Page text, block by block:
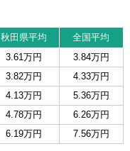
秋田県平均
全国平均
3.61万円
3.84万円
3.82万円
4.33万円
4.13万円
5.36万円
4.78万円
6.26万円
6.19万円 7.56万円